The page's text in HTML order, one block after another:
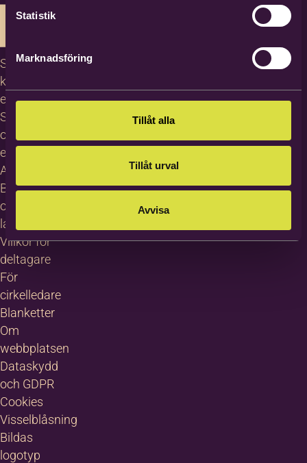
Statistik
Marknadsföring
Tillåt alla
Tillåt urval
Avvisa
Studiecirklar,
kurser och
evenemang
Studiematerial
och
erbjudanden
About
Bilda in
other
languages
Villkor för
deltagare
För
cirkelledare
Blanketter
Om
webbplatsen
Dataskydd
och GDPR
Cookies
Visselblåsning
Bildas
logotyp